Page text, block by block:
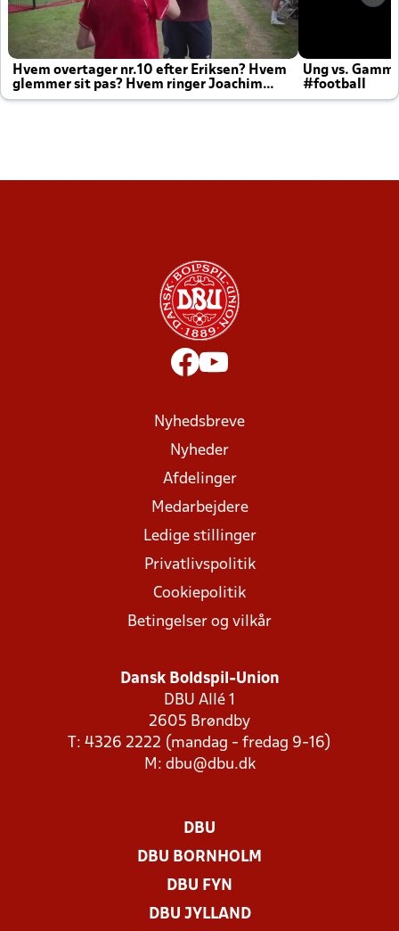
Hvem overtager nr.10 efter Eriksen? Hvem
glemmer sit pas? Hvem ringer Joachim
altid til efter kampe?
Ung vs.
#football
Nyhedsbreve
Nyheder
Afdelinger
Medarbejdere
Ledige stillinger
Privatlivspolitik
Cookiepolitik
Betingelser og vilkår
Dansk Boldspil-Union
DBU Allé 1
2605 Brøndby
T: 4326 2222 (mandag - fredag 9-16)
M: dbu@dbu.dk
DBU
DBU BORNHOLM
DBU FYN
DBU JYLLAND